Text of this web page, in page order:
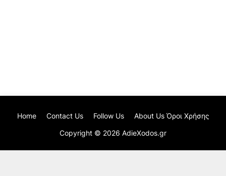
Copyright © 2026 AdieXodos.gr
Home Contact Us Follow Us About Us Όροι Χρήσης